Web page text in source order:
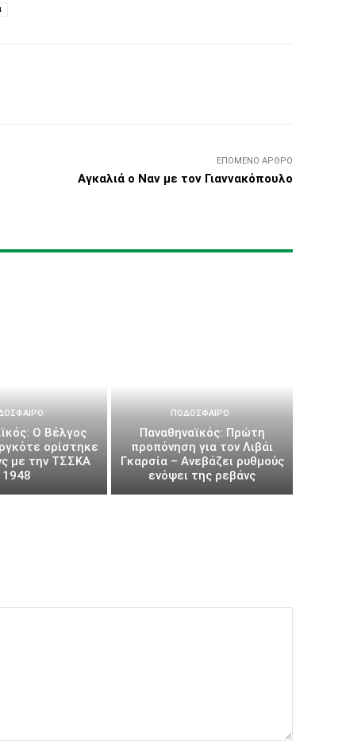
ΕΠΌΜΕΝΟ ΆΡΘΡΟ
Αγκαλιά ο Ναν με τον Γιαννακόπουλο
Ο Βέλγος
ορίστηκε
με την ΤΣΣΚΑ
1948
ΠΟΔΌΣΦΑΙΡΟ
Παναθηναϊκός: Πρώτη
προπόνηση για τον Λιβάι
Γκαρσία – Ανεβάζει ρυθμούς
ενόψει της ρεβάνς